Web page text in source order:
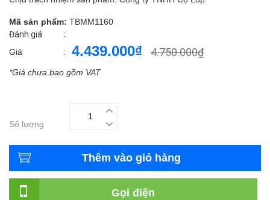
Mã sản phẩm: TBMM1160
Đánh giá
:
Giá
: 4.439.000₫ 4.750.000₫
*Giá chưa bao gồm VAT
Số lượng
Thêm vào giỏ hàng
Gọi điện